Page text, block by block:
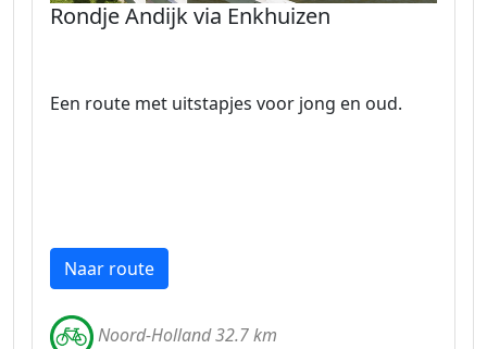
Rondje Andijk via Enkhuizen
Een route met uitstapjes voor jong en oud.
Naar route
Noord-Holland 32.7 km